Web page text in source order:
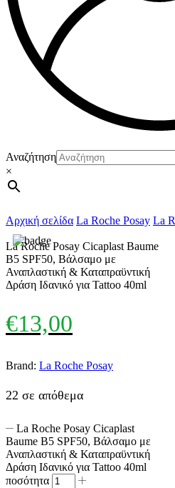
Αναζήτηση
×
Αρχική σελίδα La Roche Posay La
La Roche Posay Cicaplast Baume
B5 SPF50, Βάλσαμο με
Αναπλαστική & Καταπραϋντική
Δράση Ιδανικό για Tattoo 40ml
€13,00
Brand: La Roche Posay
22 σε απόθεμα
La Roche Posay Cicaplast
Baume B5 SPF50, Βάλσαμο με
Αναπλαστική & Καταπραϋντική
Δράση Ιδανικό για Tattoo 40ml
ποσότητα